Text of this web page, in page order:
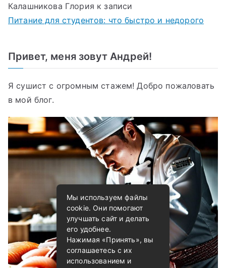
Калашникова Глория к записи
Питание для студентов: что быстро и недорого
Привет, меня зовут Андрей!
Я сушист с огромным стажем! Добро пожаловать
в мой блог.
Мы используем файлы
cookie. Они помогают
улучшать сайт и делать
его удобнее.
Нажимая «Принять», вы
соглашаетесь с их
использованием и